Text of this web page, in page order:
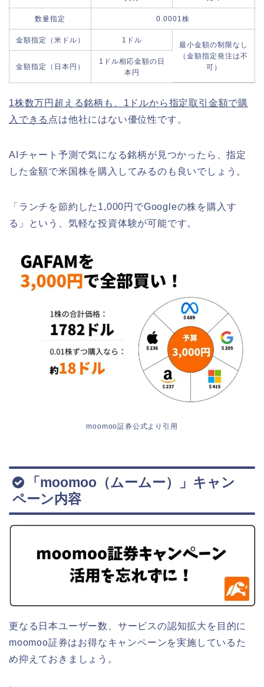
数量指定 0.0001株
金額指定（米ドル） 1ドル
最小金額の制限なし
（金額指定発注は不
可）
金額指定（日本円）
1ドル相応金額の日
本円
1株数万円超える銘柄も、1ドルから指定取引金額で購
入できる 点は他社にはない優位性です。
AIチャート予測で気になる銘柄が見つかったら、指定
した金額で米国株を購入してみるのも良いでしょう。
「ランチを節約した1,000円でGoogleの株を購入す
る」という、気軽な投資体験が可能です。
moomoo証券公式より引用
「moomoo（ムームー）」キャン
ペーン内容
更なる日本ユーザー数、サービスの認知拡大を目的に
moomoo証券はお得なキャンペーンを実施しているた
め抑えておきましょう。